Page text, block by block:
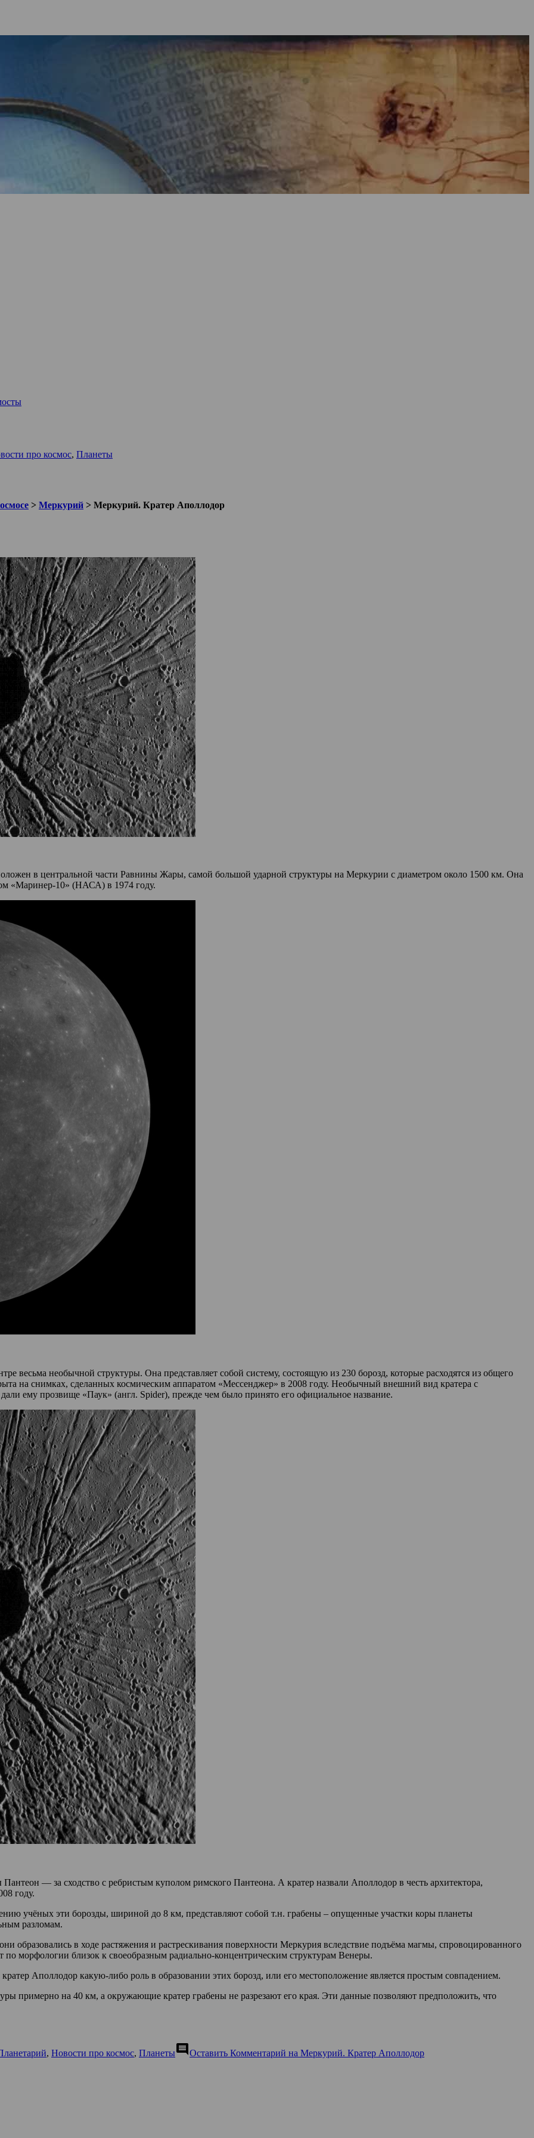
про космос, Планеты
> Меркурий > Меркурий. Кратер Аполлодор
в центральной части Равнины Жары, самой большой ударной структуры на Меркурии с диаметром около 1500 км. Она
«Маринер-10» (НАСА) в 1974 году.
весьма необычной структуры. Она представляет собой систему, состоящую из 230 борозд, которые расходятся из общего
на снимках, сделанных космическим аппаратом «Мессенджер» в 2008 году. Необычный внешний вид кратера с
ему прозвище «Паук» (англ. Spider), прежде чем было принято его официальное название.
— за сходство с ребристым куполом римского Пантеона. А кратер назвали Аполлодор в честь архитектора,
году.
учёных эти борозды, шириной до 8 км, представляют собой т.н. грабены – опущенные участки коры планеты
разломам.
образовались в ходе растяжения и растрескивания поверхности Меркурия вследствие подъёма магмы, спровоцированного
по морфологии близок к своеобразным радиально-концентрическим структурам Венеры.
Аполлодор какую-либо роль в образовании этих борозд, или его местоположение является простым совпадением.
примерно на 40 км, а окружающие кратер грабены не разрезают его края. Эти данные позволяют предположить, что
, Новости про космос, Планетыcomment Оставить Комментарий на Меркурий. Кратер Аполлодор